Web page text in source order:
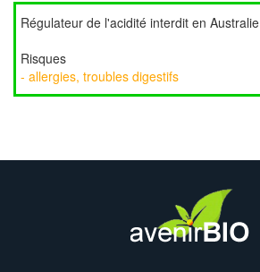
Régulateur de l'acidité interdit en Australie
Risques
- allergies, troubles digestifs